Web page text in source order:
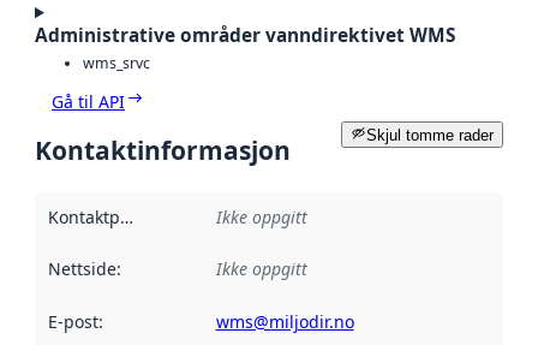
Administrative områder vanndirektivet WMS
wms_srvc
Gå til API
Skjul tomme rader
Kontaktinformasjon
Kontaktpunkt Ikke oppgitt
Nettside: Ikke oppgitt
E-post: wms@miljodir.no